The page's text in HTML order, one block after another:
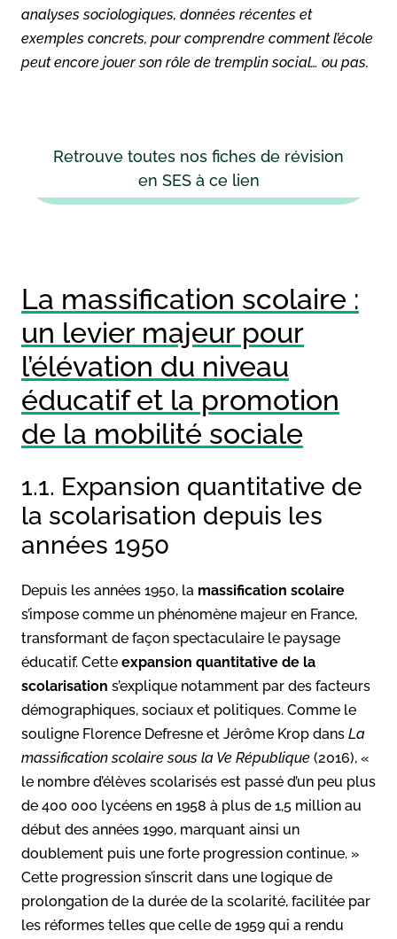
analyses sociologiques, données récentes et
exemples concrets, pour comprendre comment l’école
peut encore jouer son rôle de tremplin social… ou pas.
Retrouve toutes nos fiches de révision
en SES à ce lien
La massification scolaire :
un levier majeur pour
l’élévation du niveau
éducatif et la promotion
de la mobilité sociale
1.1. Expansion quantitative de
la scolarisation depuis les
années 1950
Depuis les années 1950, la massification scolaire
s’impose comme un phénomène majeur en France,
transformant de façon spectaculaire le paysage
éducatif. Cette expansion quantitative de la
scolarisation s’explique notamment par des facteurs
démographiques, sociaux et politiques. Comme le
souligne Florence Defresne et Jérôme Krop dans La
massification scolaire sous la Ve République (2016), «
le nombre d’élèves scolarisés est passé d’un peu plus
de 400 000 lycéens en 1958 à plus de 1,5 million au
début des années 1990, marquant ainsi un
doublement puis une forte progression continue. »
Cette progression s’inscrit dans une logique de
prolongation de la durée de la scolarité, facilitée par
les réformes telles que celle de 1959 qui a rendu